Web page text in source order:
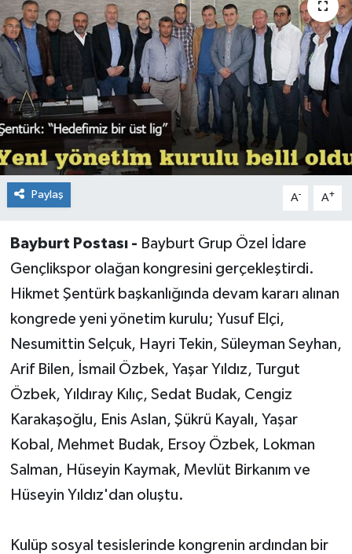
Paylaş A- A+
Bayburt Postası - Bayburt Grup Özel İdare
Gençlikspor olağan kongresini gerçekleştirdi.
Hikmet Şentürk başkanlığında devam kararı alınan
kongrede yeni yönetim kurulu; Yusuf Elçi,
Nesumittin Selçuk, Hayri Tekin, Süleyman Seyhan,
Arif Bilen, İsmail Özbek, Yaşar Yıldız, Turgut
Özbek, Yıldıray Kılıç, Sedat Budak, Cengiz
Karakaşoğlu, Enis Aslan, Şükrü Kayalı, Yaşar
Kobal, Mehmet Budak, Ersoy Özbek, Lokman
Salman, Hüseyin Kaymak, Mevlüt Birkanım ve
Hüseyin Yıldız'dan oluştu.
Kulüp sosyal tesislerinde kongrenin ardından bir